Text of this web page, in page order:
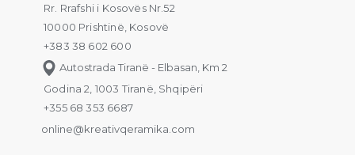
Rr. Rrafshi i Kosovës Nr.52
10000 Prishtinë, Kosovë
+383 38 602 600
Autostrada Tiranë - Elbasan, Km 2
Godina 2, 1003 Tiranë, Shqipëri
+355 68 353 6687
online@kreativqeramika.com